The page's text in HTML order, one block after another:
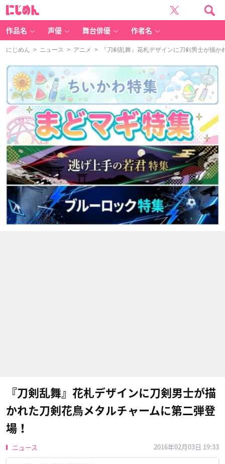
作品名 声優 舞台俳優 作者名
にじめん > ニュース > アニメ > 『刀剣乱舞』花札デザインに刀剣男士が描か
『刀剣乱舞』花札デザインに刀剣男士が描
かれた刀剣花鳥メタルチャームに第二弾登
場！
ニュース 2016年02月03日 19:33